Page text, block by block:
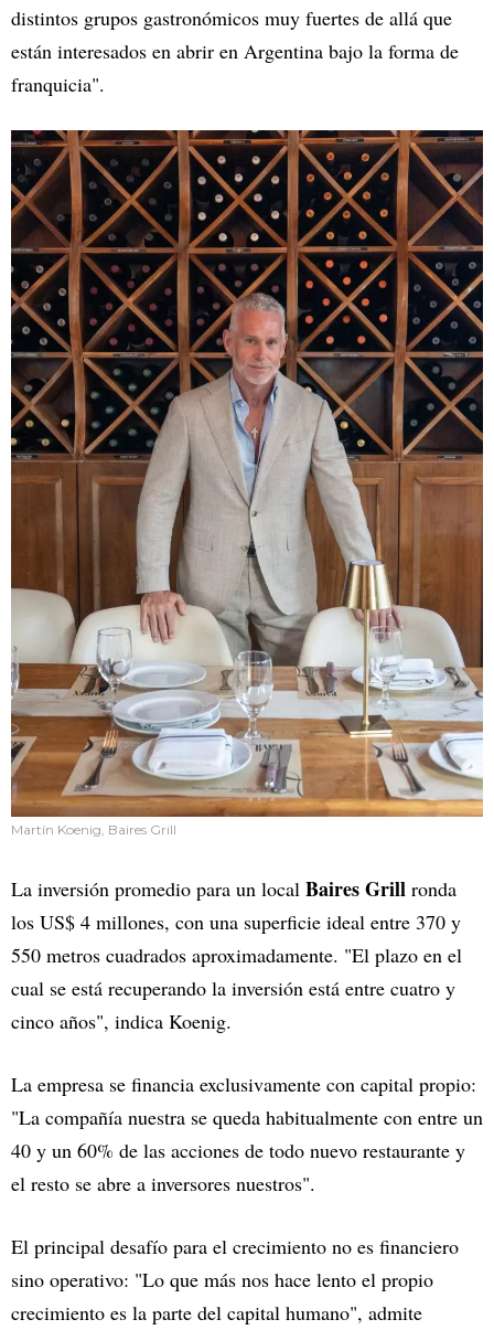
distintos grupos gastronómicos muy fuertes de allá que
están interesados en abrir en Argentina bajo la forma de
franquicia".
Martín Koenig, Baires Grill
La inversión promedio para un local Baires Grill ronda
los US$ 4 millones, con una superficie ideal entre 370 y
550 metros cuadrados aproximadamente. "El plazo en el
cual se está recuperando la inversión está entre cuatro y
cinco años", indica Koenig.
La empresa se financia exclusivamente con capital propio:
"La compañía nuestra se queda habitualmente con entre un
40 y un 60% de las acciones de todo nuevo restaurante y
el resto se abre a inversores nuestros".
El principal desafío para el crecimiento no es financiero
sino operativo: "Lo que más nos hace lento el propio
crecimiento es la parte del capital humano", admite